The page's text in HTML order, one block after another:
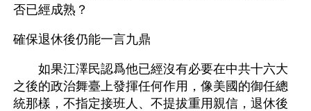
否已經成熟？
確保退休後仍能一言九鼎
如果江澤民認爲他已經沒有必要在中共十六大
之後的政治舞臺上發揮任何作用，像美國的御任總
統那樣，不指定接班人、不提拔重用親信，退休後